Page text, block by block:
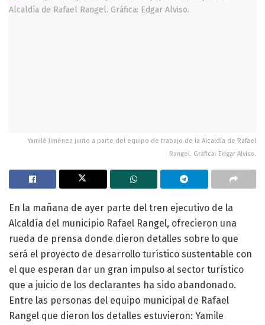
Yamilé Jiménez junto a parte del equipo de trabajo de la Alcaldía de Rafael
Rangel. Gráfica: Edgar Alviso.
En la mañana de ayer parte del tren ejecutivo de la
Alcaldía del municipio Rafael Rangel, ofrecieron una
rueda de prensa donde dieron detalles sobre lo que
será el proyecto de desarrollo turístico sustentable con
el que esperan dar un gran impulso al sector turístico
que a juicio de los declarantes ha sido abandonado.
Entre las personas del equipo municipal de Rafael
Rangel que dieron los detalles estuvieron: Yamile